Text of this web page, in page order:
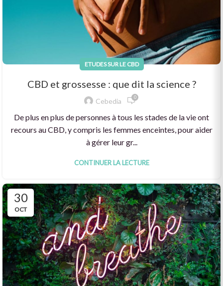
ETUDES SUR LE CBD
CBD et grossesse : que dit la science ?
Cebedia 0
De plus en plus de personnes à tous les stades de la vie ont
recours au CBD, y compris les femmes enceintes, pour aider
à gérer leur gr...
CONTINUER LA LECTURE
30
OCT